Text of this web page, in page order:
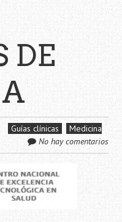
DE
Guías clínicas
Medicina
No hay comentarios